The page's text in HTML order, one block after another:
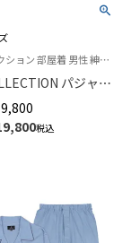
ランバン コレクション 部屋着 男性 紳士 ラウンジウェア
パジャマ
Lサイズ】 綿
ムースバーズア
ンツ かぶり 前開
税込